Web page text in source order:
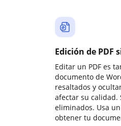
Edición de PDF
Editar un PDF es
documento de
resaltados y
afectar su calidad.
eliminados. Usa
obtener tu